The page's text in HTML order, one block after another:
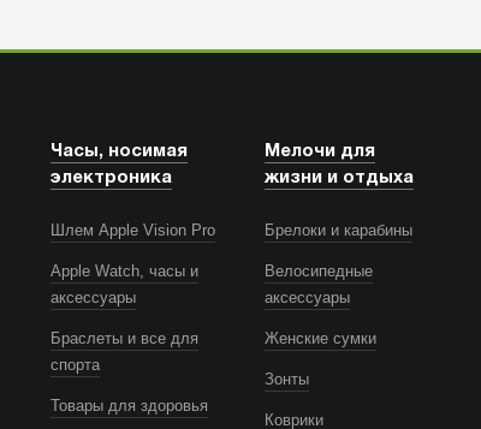
Часы, носимая
электроника
Шлем Apple Vision Pro
Apple Watch, часы и
аксессуары
Браслеты и все для
спорта
Товары для здоровья
Мелочи для
жизни и отдыха
Брелоки и карабины
Велосипедные
аксессуары
Женские сумки
Зонты
Коврики